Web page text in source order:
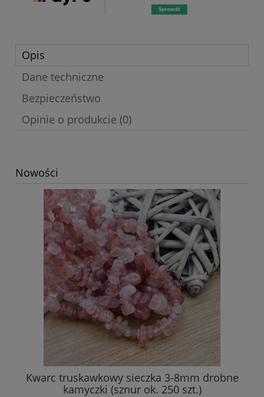
Opis
Dane techniczne
Bezpieczeństwo
Opinie o produkcie (0)
Nowości
Kwarc truskawkowy sieczka 3-8mm drobne
kamyczki (sznur ok. 250 szt.)